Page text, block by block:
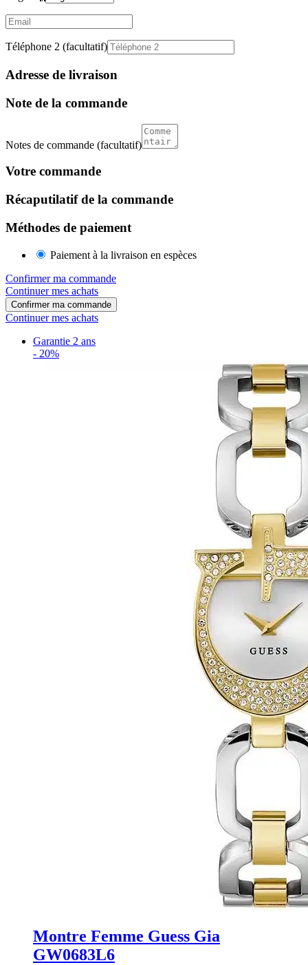
Email
Téléphone 2 (facultatif)
Adresse de livraison
Note de la commande
Notes de commande (facultatif)
Votre commande
Récaputilatif de la commande
Méthodes de paiement
Paiement à la livraison en espèces
Confirmer ma commande
Continuer mes achats
Confirmer ma commande
Continuer mes achats
Garantie 2 ans
- 20%
Montre Femme Guess Gia
GW0683L6